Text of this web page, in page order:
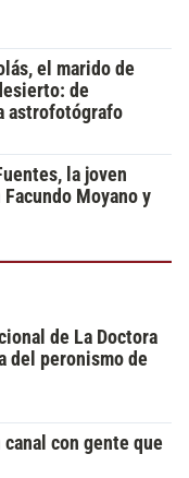
el marido de
de
astrofotógrafo
la joven
Moyano y
de La Doctora
del peronismo de
con gente que